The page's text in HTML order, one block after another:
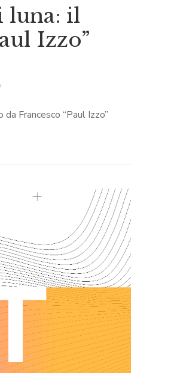
luna: il
Izzo”
Francesco “Paul Izzo”